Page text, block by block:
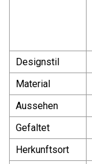
Designstil
Material
Aussehen
Gefaltet
Herkunftsort